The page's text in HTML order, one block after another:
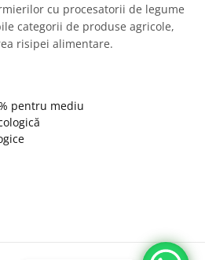
cu procesatorii de legume
categorii de produse agricole,
risipei alimentare.
pentru mediu